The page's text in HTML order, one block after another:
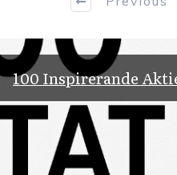
100 Inspirerande